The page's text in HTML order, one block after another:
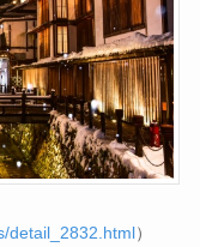
detail_2832.html）